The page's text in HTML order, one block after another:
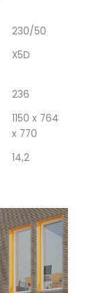
230/50
X5D
236
1150 x 764
x 770
14,2